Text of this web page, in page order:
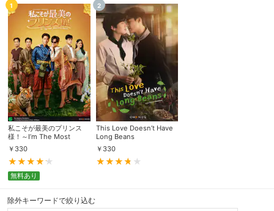
1
私こそが最美のプリンス
様！～I’m The Most
Beautiful Count～
￥ 330
無料あり
2
This Love Doesn’t Have
Long Beans
￥ 330
除外キーワードで絞り込む